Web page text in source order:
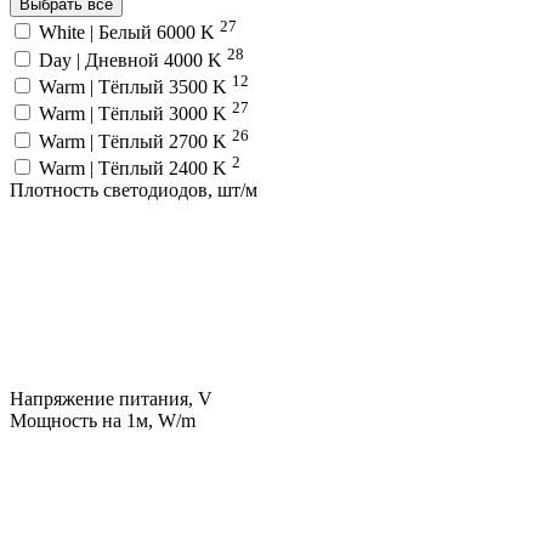
Выбрать все
White | Белый 6000 K 27
Day | Дневной 4000 K 28
Warm | Тёплый 3500 K 12
Warm | Тёплый 3000 K 27
Warm | Тёплый 2700 K 26
Warm | Тёплый 2400 K 2
Плотность светодиодов, шт/м
Напряжение питания, V
Мощность на 1м, W/m